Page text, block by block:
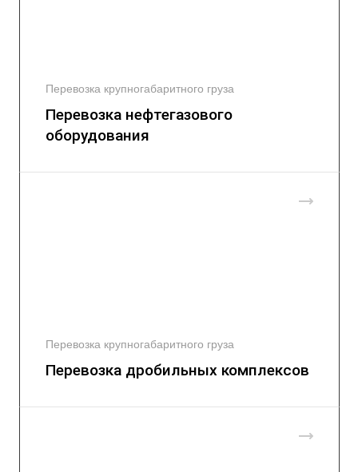
Перевозка крупногабаритного груза
Перевозка нефтегазового
оборудования
Перевозка крупногабаритного груза
Перевозка дробильных комплексов